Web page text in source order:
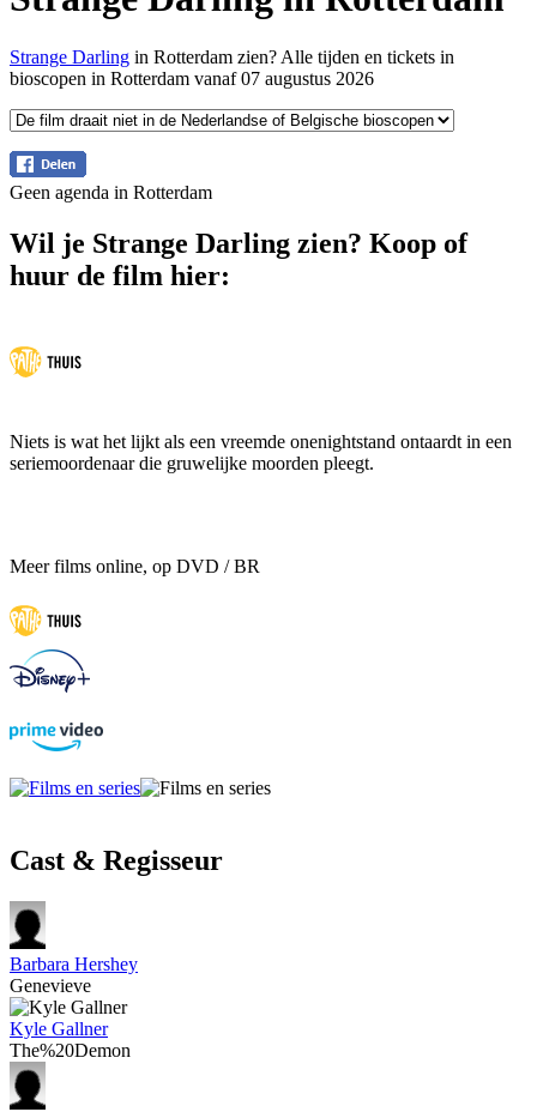
Strange Darling in Rotterdam zien? Alle tijden en tickets in
bioscopen in Rotterdam vanaf 07 augustus 2026
Geen agenda in Rotterdam
Wil je Strange Darling zien? Koop of
huur de film hier:
Niets is wat het lijkt als een vreemde onenightstand ontaardt in een
seriemoordenaar die gruwelijke moorden pleegt.
Meer films online, op DVD / BR
Cast & Regisseur
Barbara Hershey
Genevieve
Kyle Gallner
The%20Demon